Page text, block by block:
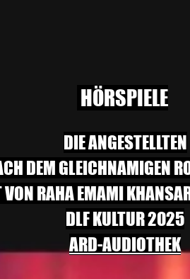
HÖRSPIELE
DIE ANGESTELLTEN
DEM GLEICHNAMIGEN
VON RAHA EMAMI
DLF KULTUR 2025
ARD-AUDIOTHEK